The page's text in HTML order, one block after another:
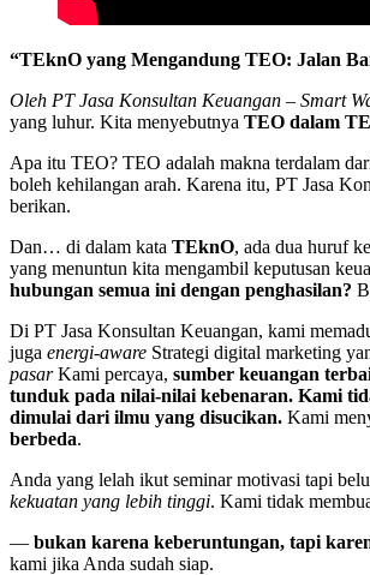
“TEknO yang Mengandung TEO: Jalan
Oleh PT Jasa Konsultan Keuangan – Smart
yang luhur. Kita menyebutnya TEO dalam
Apa itu TEO? TEO adalah makna terdalam
boleh kehilangan arah. Karena itu, PT Jasa
berikan.
Dan… di dalam kata TEknO, ada dua huruf
yang menuntun kita mengambil keputusan
hubungan semua ini dengan penghasilan?
Di PT Jasa Konsultan Keuangan, kami
juga energi-aware Strategi digital marketing
pasarKami percaya, sumber keuangan
tunduk pada nilai-nilai kebenaran. Kami
dimulai dari ilmu yang disucikan. Kami
berbeda.
Anda yang lelah ikut seminar motivasi tapi
kekuatan yang lebih tinggi. Kami tidak
— bukan karena keberuntungan, tapi
kami jika Anda sudah siap.